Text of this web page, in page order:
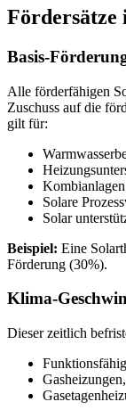
Fördersätze
Basis-
Alle förderfähigen
Zuschuss auf die
gilt für:
Solare
Solar
Beispiel: Eine
Förderung (30%).
Klima-
Dieser zeitlich